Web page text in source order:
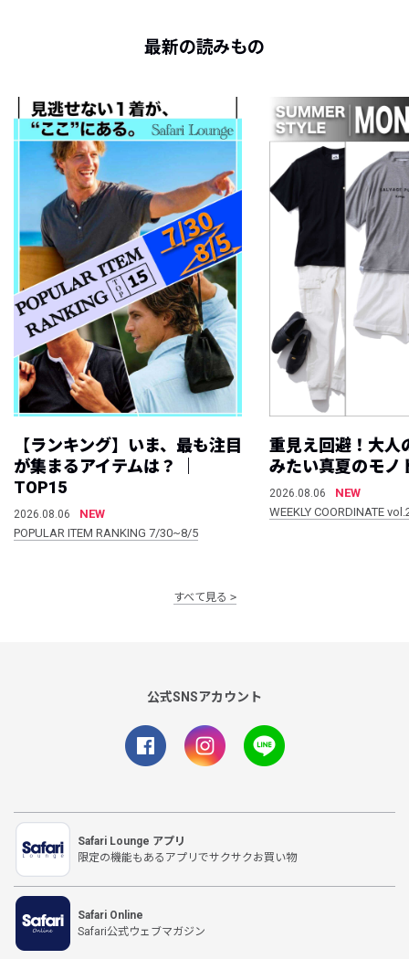
最新の読みもの
【ランキング】いま、最も注目
が集まるアイテムは？ ｜
TOP15
2026.08.06
NEW
POPULAR ITEM RANKING 7/30~8/5
重見え回避！大人
みたい真夏のモノ
2026.08.06
NEW
WEEKLY COORDINATE
すべて見る
公式SNSアカウント
Safari Lounge アプリ
限定の機能もあるアプリでサクサクお買い物
Safari Online
Safari公式ウェブマガジン